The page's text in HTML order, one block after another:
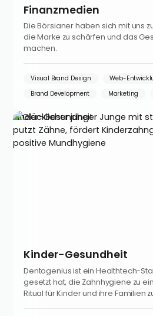
Finanzmedien
Die Börsianer haben sich mit uns
die Marke zu schärfen und das
machen.
Visual Brand Design
Web-
Brand Development
Marketing
Kinder-Gesundheit
Kinder-Gesundheit
Dentogenius ist ein Healthtech-
gesetzt hat, die Zahnhygiene zu
Ritual für Kinder und ihre Familien